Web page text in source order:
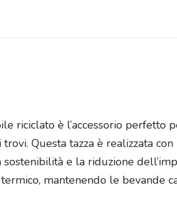
riciclato è l’accessorio perfetto
Questa tazza è realizzata con
e la riduzione
mantenendo le bevande